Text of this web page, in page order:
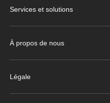
Services et solutions
À propos de nous
Légale